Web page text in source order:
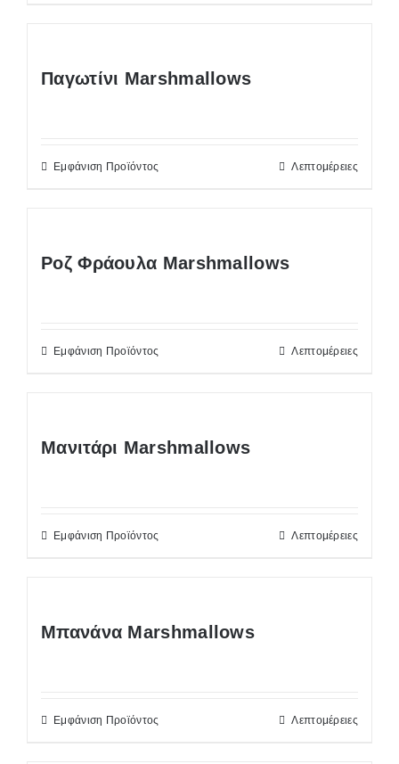
Παγωτίνι Marshmallows
Εμφάνιση Προϊόντος Λεπτομέρειες
Ροζ Φράουλα Marshmallows
Εμφάνιση Προϊόντος Λεπτομέρειες
Μανιτάρι Marshmallows
Εμφάνιση Προϊόντος Λεπτομέρειες
Μπανάνα Marshmallows
Εμφάνιση Προϊόντος Λεπτομέρειες